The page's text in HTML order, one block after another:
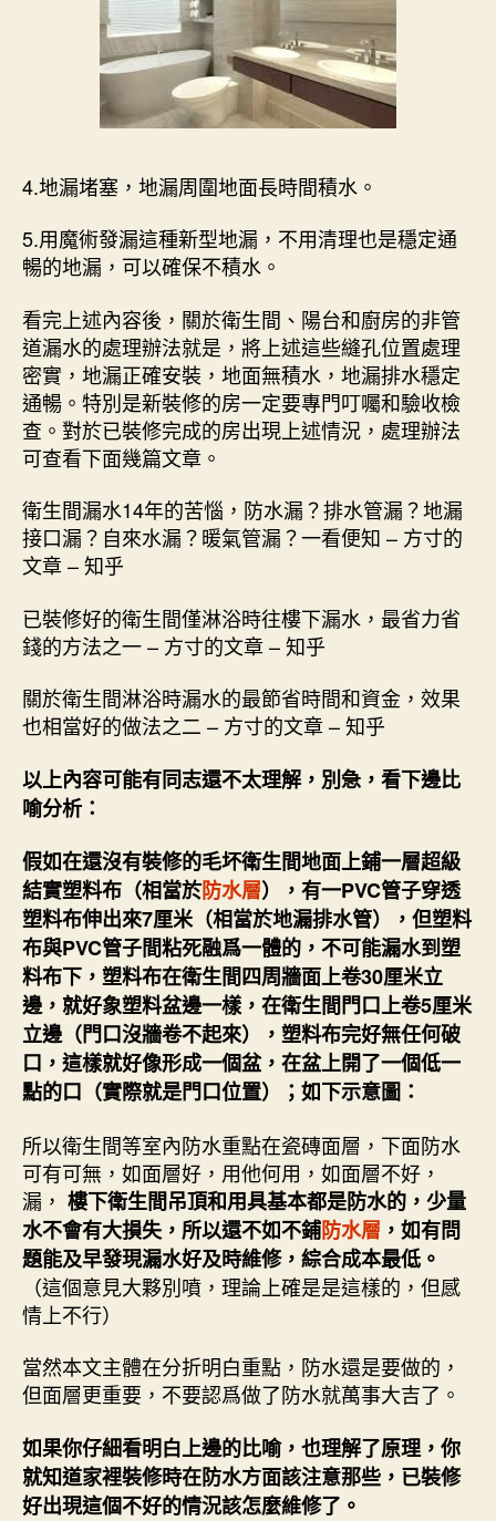
4.地漏堵塞，地漏周圍地面長時間積水。
5.用魔術發漏這種新型地漏，不用清理也是穩定通
暢的地漏，可以確保不積水。
看完上述內容後，關於衛生間、陽台和廚房的非管
道漏水的處理辦法就是，將上述這些縫孔位置處理
密實，地漏正確安裝，地面無積水，地漏排水穩定
通暢。特別是新裝修的房一定要專門叮囑和驗收檢
查。對於已裝修完成的房出現上述情況，處理辦法
可查看下面幾篇文章。
衛生間漏水14年的苦惱，防水漏？排水管漏？地漏
接口漏？自來水漏？暖氣管漏？一看便知 – 方寸的
文章 – 知乎
已裝修好的衛生間僅淋浴時往樓下漏水，最省力省
錢的方法之一 – 方寸的文章 – 知乎
關於衛生間淋浴時漏水的最節省時間和資金，效果
也相當好的做法之二 – 方寸的文章 – 知乎
以上內容可能有同志還不太理解，別急，看下邊比
喻分析：
假如在還沒有裝修的毛坏衛生間地面上鋪一層超級
結實塑料布（相當於防水層），有一PVC管子穿透
塑料布伸出來7厘米（相當於地漏排水管），但塑料
布與PVC管子間粘死融爲一體的，不可能漏水到塑
料布下，塑料布在衛生間四周牆面上卷30厘米立
邊，就好象塑料盆邊一樣，在衛生間門口上卷5厘米
立邊（門口沒牆卷不起來），塑料布完好無任何破
口，這樣就好像形成一個盆，在盆上開了一個低一
點的口（實際就是門口位置）；如下示意圖：
所以衛生間等室內防水重點在瓷磚面層，下面防水
可有可無，如面層好，用他何用，如面層不好，
漏， 樓下衛生間吊頂和用具基本都是防水的，少量
水不會有大損失，所以還不如不鋪防水層 ，如有問
題能及早發現漏水好及時維修，綜合成本最低。
（這個意見大夥別噴，理論上確是是這樣的，但感
情上不行）
當然本文主體在分折明白重點，防水還是要做的，
但面層更重要，不要認爲做了防水就萬事大吉了。
如果你仔細看明白上邊的比喻，也理解了原理，你
就知道家裡裝修時在防水方面該注意那些，已裝修
好出現這個不好的情況該怎麼維修了。